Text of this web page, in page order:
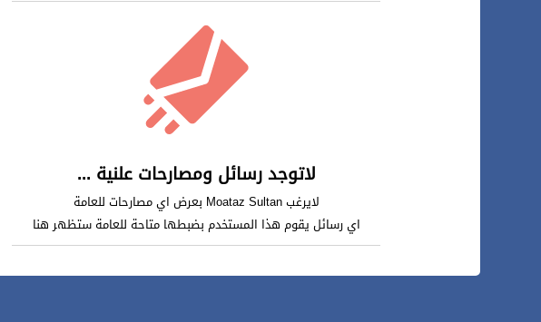
لاتوجد رسائل ومصارحات علنية ...
لايرغب Moataz Sultan بعرض اي مصارحات للعامة
اي رسائل يقوم هذا المستخدم بضبطها متاحة للعامة ستظهر هنا